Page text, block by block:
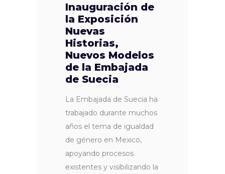
Inauguración de
la Exposición
Nuevas
Historias,
Nuevos Modelos
de la Embajada
de Suecia
La Embajada de Suecia ha
trabajado durante muchos
años el tema de igualdad
de género en Mexico,
apoyando procesos
existentes y visibilizando la